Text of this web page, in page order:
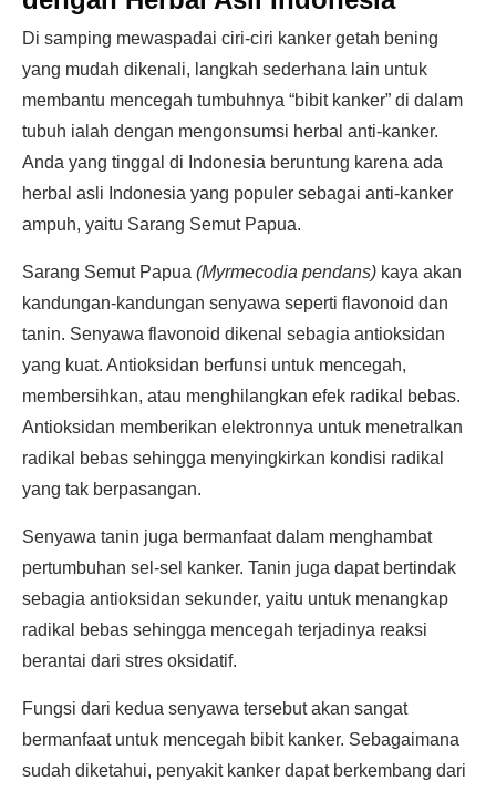
Di samping mewaspadai ciri-ciri kanker getah bening
yang mudah dikenali, langkah sederhana lain untuk
membantu mencegah tumbuhnya “bibit kanker” di dalam
tubuh ialah dengan mengonsumsi herbal anti-kanker.
Anda yang tinggal di Indonesia beruntung karena ada
herbal asli Indonesia yang populer sebagai anti-kanker
ampuh, yaitu Sarang Semut Papua.
Sarang Semut Papua (Myrmecodia pendans) kaya akan
kandungan-kandungan senyawa seperti flavonoid dan
tanin. Senyawa flavonoid dikenal sebagia antioksidan
yang kuat. Antioksidan berfunsi untuk mencegah,
membersihkan, atau menghilangkan efek radikal bebas.
Antioksidan memberikan elektronnya untuk menetralkan
radikal bebas sehingga menyingkirkan kondisi radikal
yang tak berpasangan.
Senyawa tanin juga bermanfaat dalam menghambat
pertumbuhan sel-sel kanker. Tanin juga dapat bertindak
sebagia antioksidan sekunder, yaitu untuk menangkap
radikal bebas sehingga mencegah terjadinya reaksi
berantai dari stres oksidatif.
Fungsi dari kedua senyawa tersebut akan sangat
bermanfaat untuk mencegah bibit kanker. Sebagaimana
sudah diketahui, penyakit kanker dapat berkembang dari